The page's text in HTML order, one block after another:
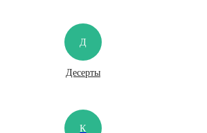
Д
Десерты
К